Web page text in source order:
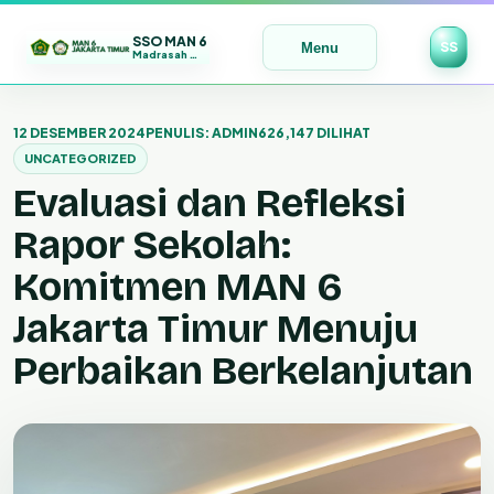
SSO MAN 6
Madrasah Maju | Bermutu | Mendunia Menu SS
ke
konten
12 DESEMBER 2024PENULIS: ADMIN626,147 DILIHAT
UNCATEGORIZED
Evaluasi dan Refleksi
Rapor Sekolah:
Komitmen MAN 6
Jakarta Timur Menuju
Perbaikan Berkelanjutan